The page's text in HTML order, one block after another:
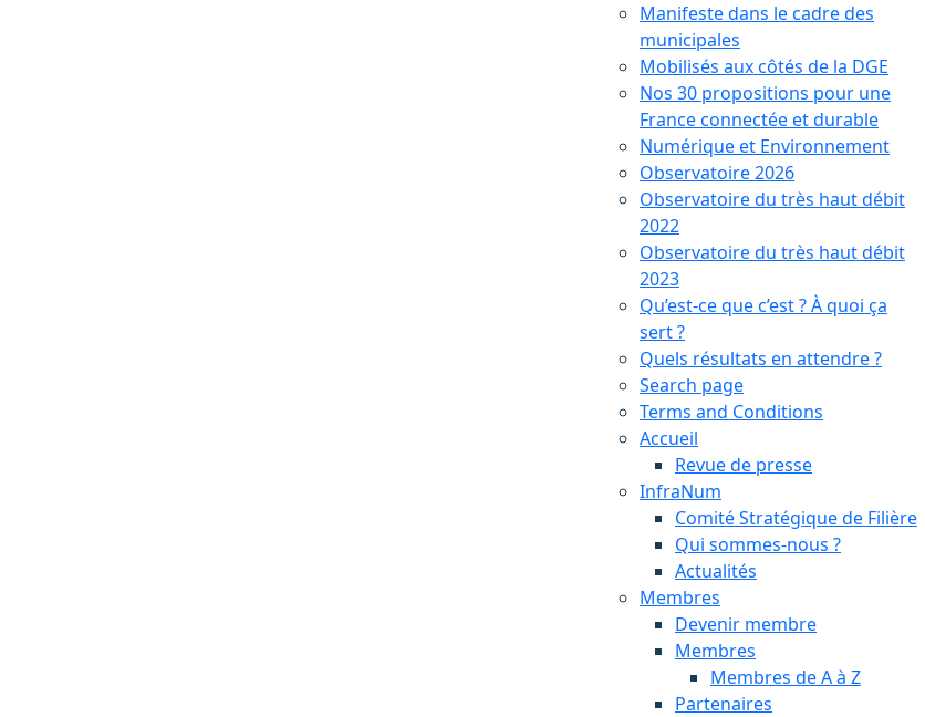
Manifeste dans le cadre des
municipales
Mobilisés aux côtés de la DGE
Nos 30 propositions pour une
France connectée et durable
Numérique et Environnement
Observatoire 2026
Observatoire du très haut débit
2022
Observatoire du très haut débit
2023
Qu’est-ce que c’est ? À quoi ça
sert ?
Quels résultats en attendre ?
Search page
Terms and Conditions
Accueil
Revue de presse
InfraNum
Comité Stratégique de Filière
Qui sommes-nous ?
Actualités
Membres
Devenir membre
Membres
Membres de A à Z
Partenaires